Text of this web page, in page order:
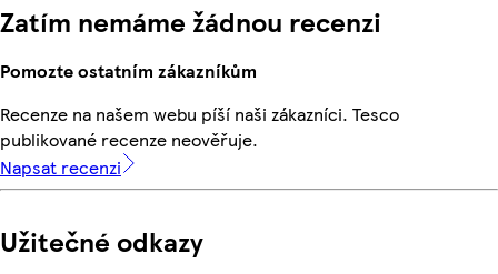
Zatím nemáme žádnou recenzi
Pomozte ostatním zákazníkům
Recenze na našem webu píší naši zákazníci. Tesco
publikované recenze neověřuje.
Napsat recenzi
Užitečné odkazy